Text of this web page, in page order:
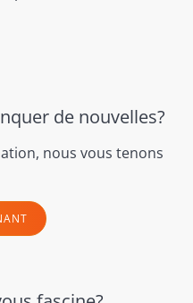
de nouvelles?
nous vous tenons